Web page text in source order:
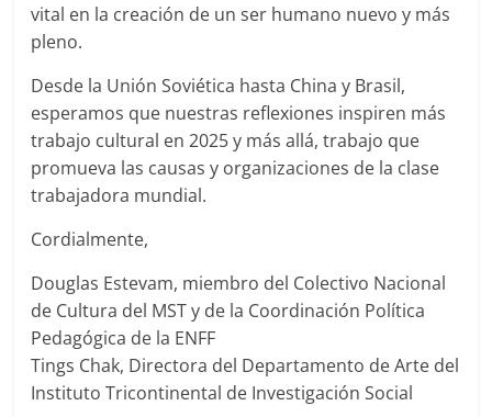
vital en la creación de un ser humano nuevo y más
pleno.
Desde la Unión Soviética hasta China y Brasil,
esperamos que nuestras reflexiones inspiren más
trabajo cultural en 2025 y más allá, trabajo que
promueva las causas y organizaciones de la clase
trabajadora mundial.
Cordialmente,
Douglas Estevam, miembro del Colectivo Nacional
de Cultura del MST y de la Coordinación Política
Pedagógica de la ENFF
Tings Chak, Directora del Departamento de Arte del
Instituto Tricontinental de Investigación Social